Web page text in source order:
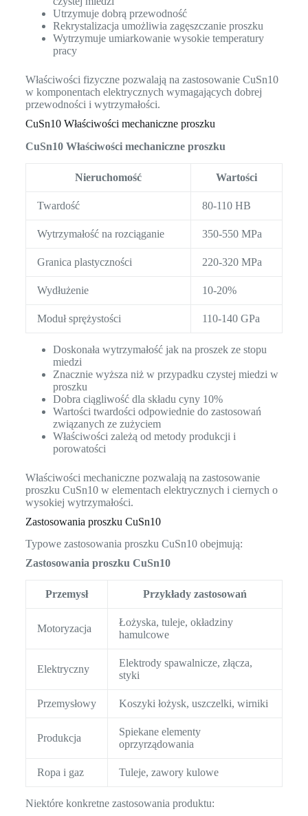
Utrzymuje dobrą przewodność
Rekrystalizacja umożliwia zagęszczanie proszku
Wytrzymuje umiarkowanie wysokie temperatury
pracy
Właściwości fizyczne pozwalają na zastosowanie CuSn10
w komponentach elektrycznych wymagających dobrej
przewodności i wytrzymałości.
CuSn10 Właściwości mechaniczne proszku
CuSn10 Właściwości mechaniczne proszku
Nieruchomość Wartości
Twardość 80-110 HB
Wytrzymałość na rozciąganie 350-550 MPa
Granica plastyczności 220-320 MPa
Wydłużenie 10-20%
Moduł sprężystości 110-140 GPa
Doskonała wytrzymałość jak na proszek ze stopu
miedzi
Znacznie wyższa niż w przypadku czystej miedzi w
proszku
Dobra ciągliwość dla składu cyny 10%
Wartości twardości odpowiednie do zastosowań
związanych ze zużyciem
Właściwości zależą od metody produkcji i
porowatości
Właściwości mechaniczne pozwalają na zastosowanie
proszku CuSn10 w elementach elektrycznych i ciernych o
wysokiej wytrzymałości.
Zastosowania proszku CuSn10
Typowe zastosowania proszku CuSn10 obejmują:
Zastosowania proszku CuSn10
Przemysł Przykłady zastosowań
Motoryzacja
Łożyska, tuleje, okładziny
hamulcowe
Elektryczny
Elektrody spawalnicze, złącza,
styki
Przemysłowy Koszyki łożysk, uszczelki, wirniki
Produkcja
Spiekane elementy
oprzyrządowania
Ropa i gaz Tuleje, zawory kulowe
Niektóre konkretne zastosowania produktu: